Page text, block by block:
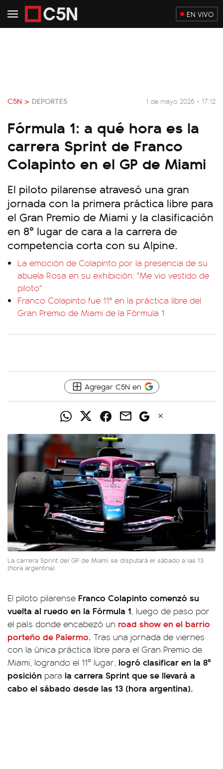
EN VIVO
C5N > DEPORTES 1 de mayo 2026 - 17:12
Fórmula 1: a qué hora es la
carrera Sprint de Franco
Colapinto en el GP de Miami
El piloto pilarense atravesó una gran
jornada con la primera práctica libre para
el Gran Premio de Miami y la clasificación
en 8º lugar de cara a la carrera de
competencia corta con su Alpine.
La emoción de Colapinto por la presencia de su
abuela Rosa en su exhibición: "Me vio vestido de
piloto"
Franco Colapinto fue 11° en la práctica libre del
Gran Premio de Miami de la Fórmula 1
Agregar C5N en
La carrera Sprint del GP de Miami se disputará el sábado a las 13
(hora argentina)
El piloto pilarense Franco Colapinto comenzó su
vuelta al ruedo en la Fórmula 1, luego de paso por
el país donde encabezó un road show en el barrio
porteño de Palermo. Tras una jornada de viernes
con la única práctica libre para el Gran Premio de
Miami, logrando el 11º lugar, logró clasificar en la 8º
posición para la carrera Sprint que se llevará a
cabo el sábado desde las 13 (hora argentina).